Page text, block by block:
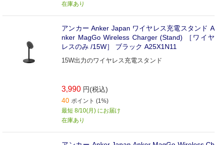
在庫あり
アンカー Anker Japan ワイヤレス充電スタンド A
nker MagGo Wireless Charger (Stand) ［ワイヤ
レスのみ /15W］ ブラック A25X1N11
15W出力のワイヤレス充電スタンド
3,990 円(税込)
40 ポイント (1%)
最短 8/10(月) にお届け
在庫あり